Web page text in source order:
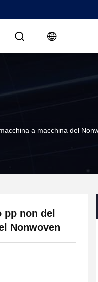
a macchina del
non del
Nonwoven